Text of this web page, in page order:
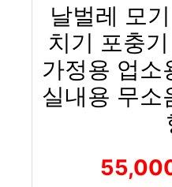
날벌레 모
치기 포충
가정용 업소
실내용 무소